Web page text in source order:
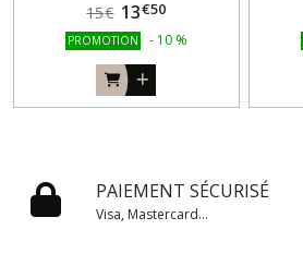
15€ 13€50
PROMOTION - 10 %
PAIEMENT SÉCURISÉ
Visa, Mastercard...